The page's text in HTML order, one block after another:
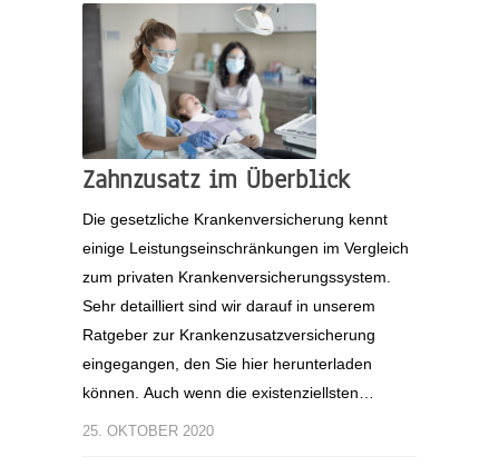
Zahnzusatz im Überblick
Die gesetzliche Krankenversicherung kennt
einige Leistungseinschränkungen im Vergleich
zum privaten Krankenversicherungssystem.
Sehr detailliert sind wir darauf in unserem
Ratgeber zur Krankenzusatzversicherung
eingegangen, den Sie hier herunterladen
können. Auch wenn die existenziellsten…
25. OKTOBER 2020